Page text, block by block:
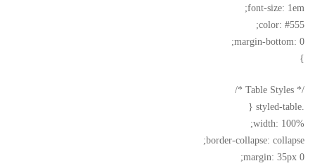
font-size: 1em;
color: #555;
margin-bottom: 0;
}
/* Table Styles */
.styled-table {
width: 100%;
border-collapse: collapse;
margin: 35px 0;